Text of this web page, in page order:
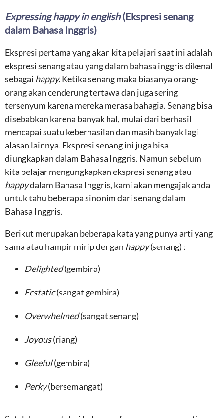
Expressing happy in english(Ekspresi senang
dalam Bahasa Inggris)
Ekspresi pertama yang akan kita pelajari saat ini adalah
ekspresi senang atau yang dalam bahasa inggris dikenal
sebagai happy.Ketika senang maka biasanya orang-
orang akan cenderung tertawa dan juga sering
tersenyum karena mereka merasa bahagia. Senang bisa
disebabkan karena banyak hal, mulai dari berhasil
mencapai suatu keberhasilan dan masih banyak lagi
alasan lainnya. Ekspresi senang ini juga bisa
diungkapkan dalam Bahasa Inggris. Namun sebelum
kita belajar mengungkapkan ekspresi senang atau
happydalam Bahasa Inggris, kami akan mengajak anda
untuk tahu beberapa sinonim dari senang dalam
Bahasa Inggris.
Berikut merupakan beberapa kata yang punya arti yang
sama atau hampir mirip dengan happy(senang) :
Delighted(gembira)
Ecstatic(sangat gembira)
Overwhelmed(sangat senang)
Joyous(riang)
Gleeful(gembira)
Perky(bersemangat)